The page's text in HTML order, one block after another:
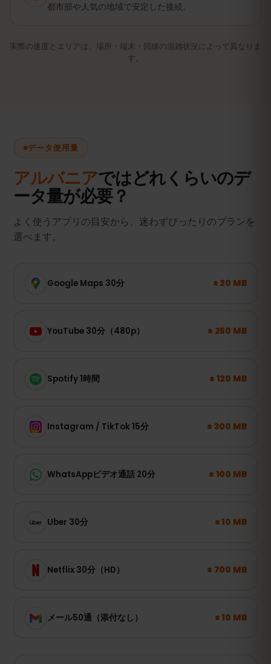
都市部や人気の地域で安定した接続。
実際の速度とエリアは、場所・端末・回線の混雑状況によって異なりま
す。
データ使用量
アルバニアではどれくらいのデ
ータ量が必要？
よく使うアプリの目安から、迷わずぴったりのプランを
選べます。
Google Maps 30分 ± 20 MB
YouTube 30分（480p） ± 250 MB
Spotify 1時間 ± 120 MB
Instagram / TikTok 15分 ± 300 MB
WhatsAppビデオ通話 20分 ± 100 MB
Uber 30分 ± 10 MB
Netflix 30分（HD） ± 700 MB
メール50通（添付なし） ± 10 MB